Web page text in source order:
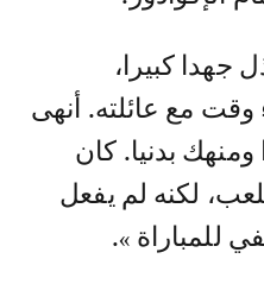
جهدا كبيرا،
مع عائلته. أنهى
بدنيا. كان
لكنه لم يفعل
للمباراة ».